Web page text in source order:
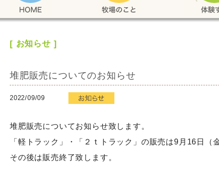
[ お知らせ ]
堆肥販売についてのお知らせ
2022/09/09
堆肥販売についてお知らせ致します。
「軽トラック」・「２ｔトラック」の販売は9月16日（
その後は販売終了致します。